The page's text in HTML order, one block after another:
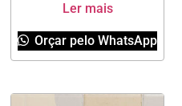
Ler mais
Orçar pelo WhatsApp